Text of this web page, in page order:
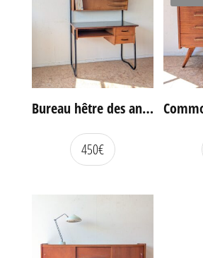
Bureau hêtre des années 60
450€